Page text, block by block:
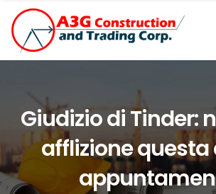
Giudizio di Tinder:
afflizione questa